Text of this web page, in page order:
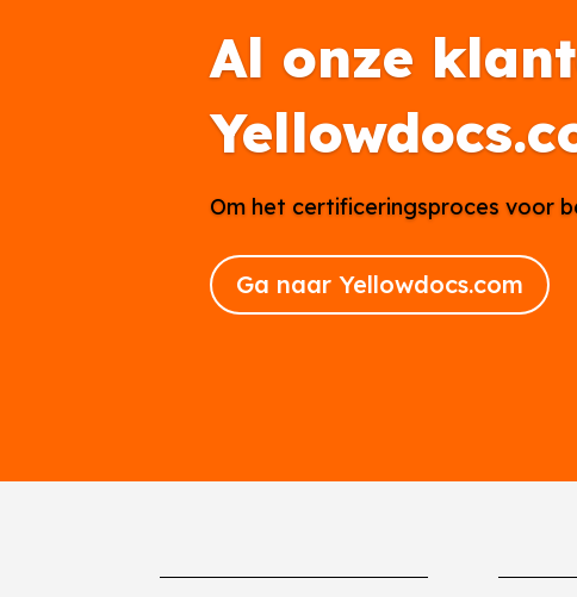
Al onze
Om het certificeringsproces voor
Ga naar Yellowdocs.com